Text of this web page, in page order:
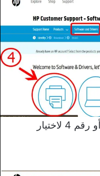
ثم قم باختيار رقم 3 أو رقم 4 لاختيار